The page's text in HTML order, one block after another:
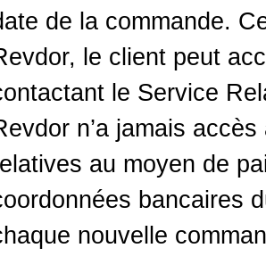
de la commande.
le client peut
le Service
n’a jamais
au moyen de
bancaires
nouvelle